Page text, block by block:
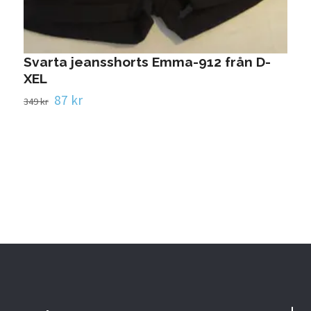
Svarta jeansshorts Emma-912 från D-
XEL
349 kr 87 kr